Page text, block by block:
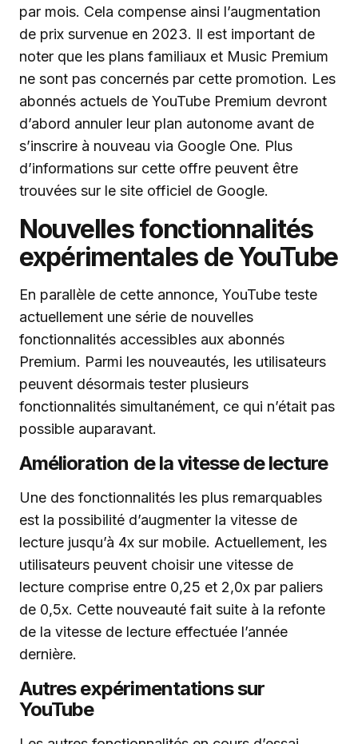
par mois. Cela compense ainsi l’augmentation
de prix survenue en 2023. Il est important de
noter que les plans familiaux et Music Premium
ne sont pas concernés par cette promotion. Les
abonnés actuels de YouTube Premium devront
d’abord annuler leur plan autonome avant de
s’inscrire à nouveau via Google One. Plus
d’informations sur cette offre peuvent être
trouvées sur le site officiel de Google.
Nouvelles fonctionnalités
expérimentales de YouTube
En parallèle de cette annonce, YouTube teste
actuellement une série de nouvelles
fonctionnalités accessibles aux abonnés
Premium. Parmi les nouveautés, les utilisateurs
peuvent désormais tester plusieurs
fonctionnalités simultanément, ce qui n’était pas
possible auparavant.
Amélioration de la vitesse de lecture
Une des fonctionnalités les plus remarquables
est la possibilité d’augmenter la vitesse de
lecture jusqu’à 4x sur mobile. Actuellement, les
utilisateurs peuvent choisir une vitesse de
lecture comprise entre 0,25 et 2,0x par paliers
de 0,5x. Cette nouveauté fait suite à la refonte
de la vitesse de lecture effectuée l’année
dernière.
Autres expérimentations sur
YouTube